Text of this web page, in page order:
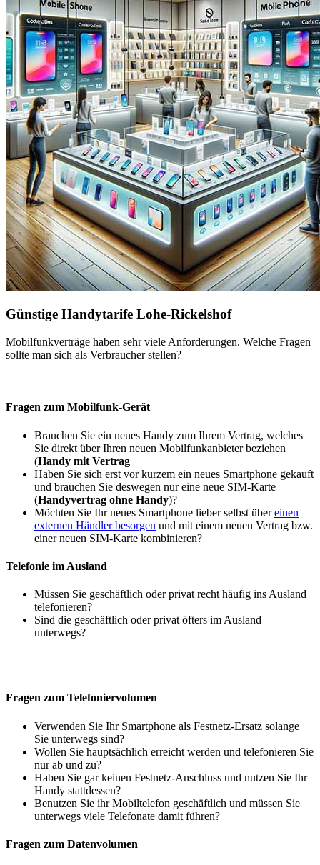
Günstige Handytarife Lohe-Rickelshof
Mobilfunkverträge haben sehr viele Anforderungen. Welche Fragen
sollte man sich als Verbraucher stellen?
Fragen zum Mobilfunk-Gerät
Brauchen Sie ein neues Handy zum Ihrem Vertrag, welches
Sie direkt über Ihren neuen Mobilfunkanbieter beziehen
(Handy mit Vertrag
Haben Sie sich erst vor kurzem ein neues Smartphone gekauft
und brauchen Sie deswegen nur eine neue SIM-Karte
(Handyvertrag ohne Handy)?
Möchten Sie Ihr neues Smartphone lieber selbst übereinen
externen Händler besorgen und mit einem neuen Vertrag bzw.
einer neuen SIM-Karte kombinieren?
Telefonie im Ausland
Müssen Sie geschäftlich oder privat recht häufig ins Ausland
telefonieren?
Sind die geschäftlich oder privat öfters im Ausland
unterwegs?
Fragen zum Telefoniervolumen
Verwenden Sie Ihr Smartphone als Festnetz-Ersatz solange
Sie unterwegs sind?
Wollen Sie hauptsächlich erreicht werden und telefonieren Sie
nur ab und zu?
Haben Sie gar keinen Festnetz-Anschluss und nutzen Sie Ihr
Handy stattdessen?
Benutzen Sie ihr Mobiltelefon geschäftlich und müssen Sie
unterwegs viele Telefonate damit führen?
Fragen zum Datenvolumen